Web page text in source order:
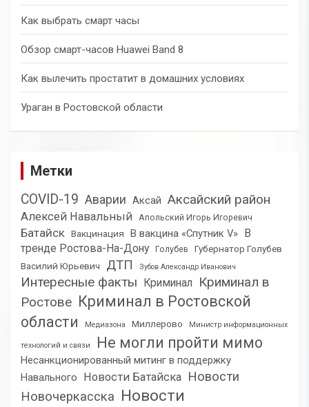
Как выбрать смарт часы
Обзор смарт-часов Huawei Band 8
Как вылечить простатит в домашних условиях
Ураган в Ростовской области
Метки
COVID-19 Аварии Аксай Аксайский район
Алексей Навальный Апольский Игорь Игоревич
Батайск Вакцинация В вакцина «Спутник V»
В
тренде Ростова-На-Дону
Голубев
Губернатор Голубев
Василий Юрьевич
ДТП Зубов Александр Иванович
Интересные факты Криминал
Криминал в
Ростове Криминал в Ростовской
области
Медиазона Миллерово Министр информационных
технологий и связи Не могли пройти мимо
Несанкционированный митинг в поддержку
Навального
Новости Батайска Новости
Новочеркасска Новости